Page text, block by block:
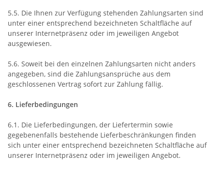
5.5. Die Ihnen zur Verfügung stehenden Zahlungsarten sind
unter einer entsprechend bezeichneten Schaltfläche auf
unserer Internetpräsenz oder im jeweiligen Angebot
ausgewiesen.
5.6. Soweit bei den einzelnen Zahlungsarten nicht anders
angegeben, sind die Zahlungsansprüche aus dem
geschlossenen Vertrag sofort zur Zahlung fällig.
6. Lieferbedingungen
6.1. Die Lieferbedingungen, der Liefertermin sowie
gegebenenfalls bestehende Lieferbeschränkungen finden
sich unter einer entsprechend bezeichneten Schaltfläche auf
unserer Internetpräsenz oder im jeweiligen Angebot.